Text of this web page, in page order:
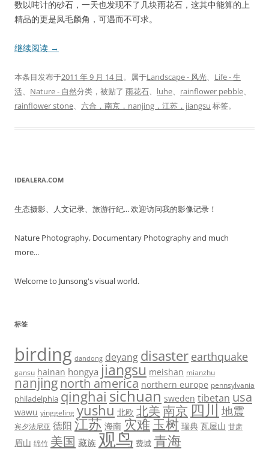
数以吨计的砂石，一天也发现不了几块雨花石，这其中能算的上
精品的更是凤毛麟角，可遇而不可求。
继续阅读 →
本条目发布于2011 年 9 月 14 日。属于Landscape - 风光、 Life - 生
活、 Nature - 自然分类，被贴了 雨花石、 luhe、 rainflower pebble、
rainflower stone、 六合，南京，nanjing，江苏，jiangsu 标签。
IDEALERA.COM
生态摄影、人文记录、旅游行纪... 欢迎访问我的影像记录！
Nature Photography, Documentary Photography and much
more...
Welcome to Junsong's visual world.
标签
birding dandong deyang disaster earthquake
gansu hainan hongya jiangsu meishan mianzhu
nanjingnorth america northern europe pennsylvania
philadelphia qinghai sichuan sweden tibetan usa
wawu yinggeling yushu 北欧 北美南京 四川 地震
宾夕法尼亚 德阳 江苏 海南 灾难 玉树 瑞典 瓦屋山 甘肃
眉山 绵竹 美国 藏族 观鸟 费城 青海